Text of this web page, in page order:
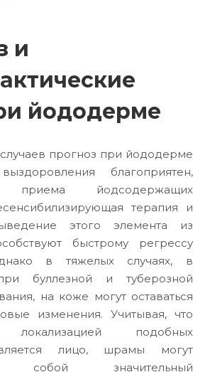
и
йододерме
прогноз при йододерме
благоприятен,
приема йодсодержащих
терапия и
этого элемента из
быстрому регрессу
в тяжелых случаях, в
буллезной и туберозной
на коже могут оставаться
изменения. Учитывая, что
локализацией подобных
лицо, шрамы могут
собой значительный